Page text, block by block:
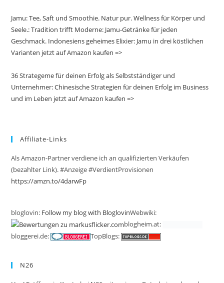
Jamu: Tee, Saft und Smoothie. Natur pur. Wellness für Körper und
Seele.: Tradition trifft Moderne: Jamu-Getränke für jeden
Geschmack. Indonesiens geheimes Elixier: Jamu in drei köstlichen
Varianten jetzt auf Amazon kaufen =>
36 Strategeme für deinen Erfolg als Selbstständiger und
Unternehmer: Chinesische Strategien für deinen Erfolg im Business
und im Leben jetzt auf Amazon kaufen =>
Affiliate-Links
Als Amazon-Partner verdiene ich an qualifizierten Verkäufen
(bezahlter Link). #Anzeige #VerdientProvisionen
https://amzn.to/4darwFp
bloglovin: Follow my blog with BloglovinWebwiki:
blogheim.at:
bloggerei.de:
TopBlogs:
N26